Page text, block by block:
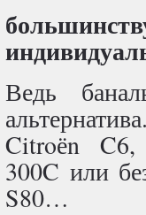
Ведь
Citroёn C6,
300C или
S80…